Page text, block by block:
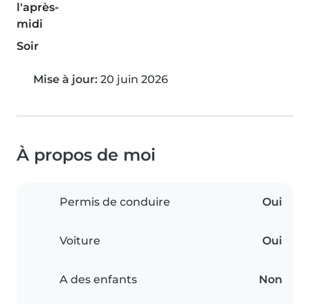
l'après-
midi
Soir
Mise à jour: 20 juin 2026
À propos de moi
Permis de conduire Oui
Voiture Oui
A des enfants Non